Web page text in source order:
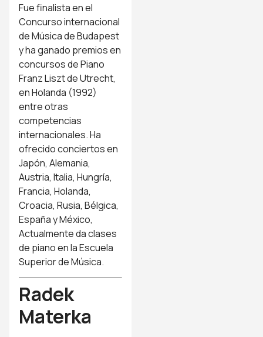
Fue finalista en el
Concurso internacional
de Música de Budapest
y ha ganado premios en
concursos de Piano
Franz Liszt de Utrecht,
en Holanda (1992)
entre otras
competencias
internacionales. Ha
ofrecido conciertos en
Japón, Alemania,
Austria, Italia, Hungría,
Francia, Holanda,
Croacia, Rusia, Bélgica,
España y México,
Actualmente da clases
de piano en la Escuela
Superior de Música.
Radek
Materka